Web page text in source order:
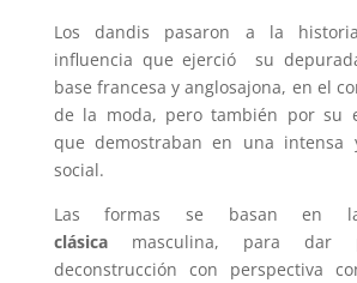
Los dandis pasaron a la
influencia que ejerció su
base francesa y anglosajona, en el
de la moda, pero también por su
que demostraban en una intensa
social.
Las formas se basan
clásicamasculina, para dar
deconstrucción con perspectiva